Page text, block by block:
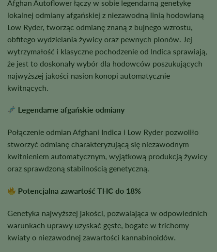
Afghan Autoflower łączy w sobie legendarną genetykę
lokalnej odmiany afgańskiej z niezawodną linią hodowlaną
Low Ryder, tworząc odmianę znaną z bujnego wzrostu,
obfitego wydzielania żywicy oraz pewnych plonów. Jej
wytrzymałość i klasyczne pochodzenie od Indica sprawiają,
że jest to doskonały wybór dla hodowców poszukujących
najwyższej jakości nasion konopi automatycznie
kwitnących.
Legendarne afgańskie odmiany
Połączenie odmian Afghani Indica i Low Ryder pozwoliło
stworzyć odmianę charakteryzującą się niezawodnym
kwitnieniem automatycznym, wyjątkową produkcją żywicy
oraz sprawdzoną stabilnością genetyczną.
Potencjalna zawartość THC do 18%
Genetyka najwyższej jakości, pozwalająca w odpowiednich
warunkach uprawy uzyskać gęste, bogate w trichomy
kwiaty o niezawodnej zawartości kannabinoidów.